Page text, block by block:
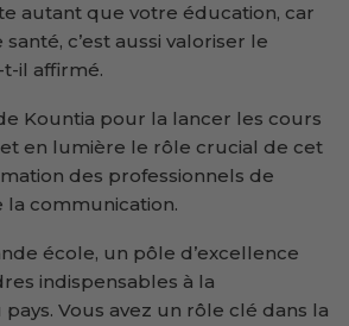
autant que votre éducation, car
c’est aussi valoriser le
t-il affirmé.
Kountia pour la lancer les cours
en lumière le rôle crucial de cet
des professionnels de
la communication.
école, un pôle d’excellence
indispensables à la
Vous avez un rôle clé dans la